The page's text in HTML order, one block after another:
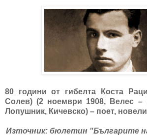
80 години от гибелта Коста
Солев) (2 ноември 1908, Велес –
Лопушник, Кичевско) – поет,
Източник: бюлетин "Българите